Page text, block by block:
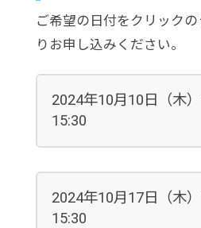
ご希望の日付をクリック
りお申し込みください。
2024年10月10日（木
15:30
2024年10月17日（木
15:30